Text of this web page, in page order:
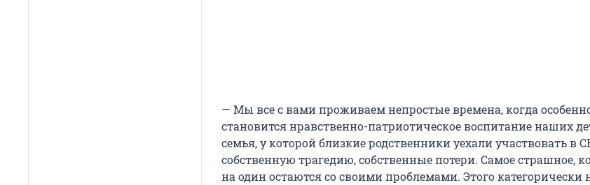
— Мы все с вами проживаем непростые времена, когда
становится нравственно-патриотическое воспитание наших
семья, у которой близкие родственники уехали участвовать в
собственную трагедию, собственные потери. Самое страшное,
на один остаются со своими проблемами. Этого категорически